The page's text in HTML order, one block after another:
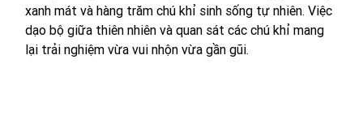
xanh mát và hàng trăm chú khỉ sinh sống tự nhiên. Việc
dạo bộ giữa thiên nhiên và quan sát các chú khỉ mang
lại trải nghiệm vừa vui nhộn vừa gần gũi.